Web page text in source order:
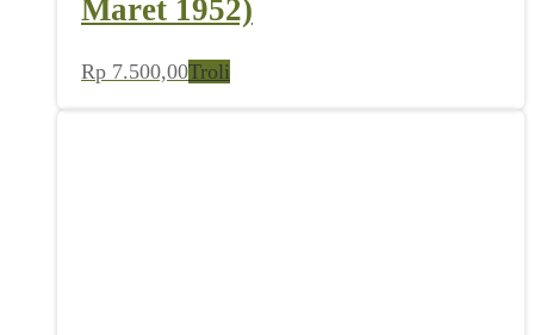
Maret 1952)
Rp 7.500,00Troli